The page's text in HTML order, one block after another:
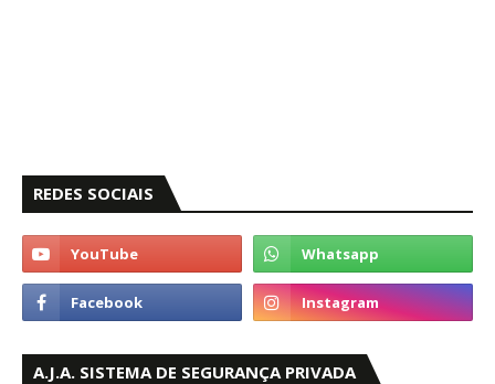
REDES SOCIAIS
A.J.A. SISTEMA DE SEGURANÇA PRIVADA